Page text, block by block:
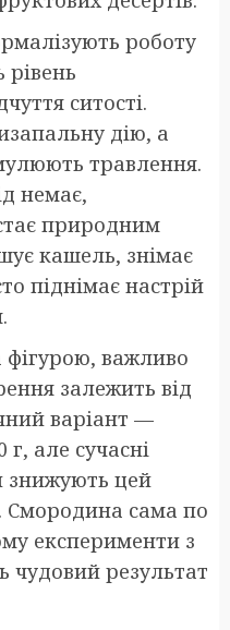
роботу
ситості.
дію, а
травлення.
немає,
природним
кашель, знімає
піднімає настрій
фігурою, важливо
залежить від
варіант —
г, але сучасні
знижують цей
Смородина сама по
експерименти з
чудовий результат